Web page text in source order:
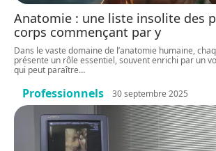
Anatomie : une liste insolite des
corps commençant par y
Dans le vaste domaine de l’anatomie humaine,
présente un rôle essentiel, souvent enrichi par un
qui peut paraître…
Professionnels 30 septembre 2025